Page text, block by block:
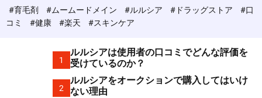
e
h
o
o
h
#育毛剤 #ムームードメイン #ルルシア #ドラッグストア
#口
コミ
#健康 #楽天 #スキンケア
1
ルルシアは使用者の口コミでどんな評価を
受けているのか？
2
ルルシアをオークションで購入してはいけ
ない理由